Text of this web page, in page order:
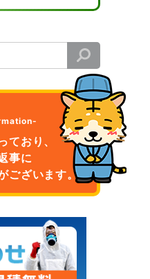
ており、
事に
ございます。